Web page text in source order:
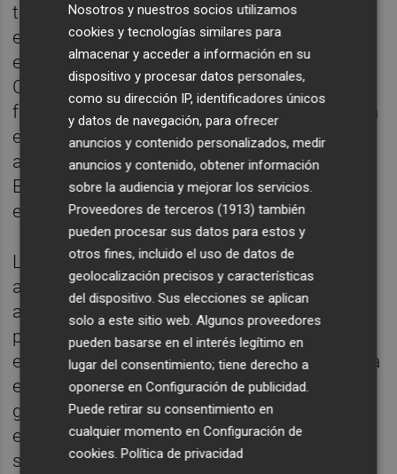
titulación en Medicina y la correspondiente
especialidad. También se incorpora una
escala específica para Medicina Familiar y
Comunitaria, reservada igualmente a
facultativos especialistas. A ellas se suma la
escala de Microbiología, que permitirá el
acceso a titulados en Medicina, Farmacia,
Biología o Biotecnología con la especialidad
en Microbiología y Parasitología.
La principal novedad introducida en el
anteproyecto respecto a versiones
anteriores del texto, que salió a información
pública, es la incorporación de una cuarta
escala dedicada a Medicina del Trabajo. Esta
especialidad estará dirigida a licenciados o
graduados en Medicina con formación
especializada en salud laboral y tendrá entre
sus cometidos el análisis, la planificación, la
Nosotros y nuestros socios utilizamos
cookies y tecnologías similares para
almacenar y acceder a información en su
dispositivo y procesar datos personales,
como su dirección IP, identificadores únicos
y datos de navegación, para ofrecer
anuncios y contenido personalizados, medir
anuncios y contenido, obtener información
sobre la audiencia y mejorar los servicios.
Proveedores de terceros (1913) también
pueden procesar sus datos para estos y
otros fines, incluido el uso de datos de
geolocalización precisos y características
del dispositivo. Sus elecciones se aplican
solo a este sitio web. Algunos proveedores
pueden basarse en el interés legítimo en
lugar del consentimiento; tiene derecho a
oponerse enConfiguración de publicidad.
Puede retirar su consentimiento en
cualquier momento enConfiguración de
cookies.Política de privacidad